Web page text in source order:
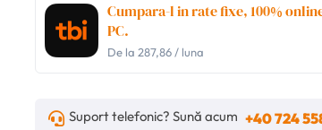
Cumpara-l in rate fixe, 100%
PC.
De la 287,86/ luna
Suport telefonic? Sună acum +40 724